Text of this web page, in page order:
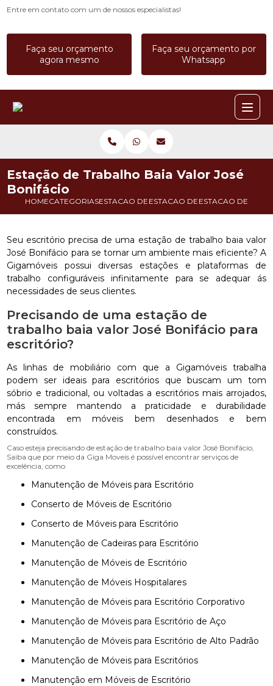
Entre em contato com um de nossos especialistas!
Faça seu orçamento
agora mesmo
Faça seu orçamento por
Whatsapp
HOMECATEGORIASESTACAO DE TRABALHOESTACAO DE TRABALHO 6
ESTACAO DE
Estação de Trabalho Baia Valor José
Bonifácio
Seu escritório precisa de uma estação de trabalho baia valor
José Bonifácio para se tornar um ambiente mais eficiente? A
Gigamóveis possui diversas estações e plataformas de
trabalho configuráveis infinitamente para se adequar ás
necessidades de seus clientes.
Precisando de uma estação de
trabalho baia valor José Bonifácio para
escritório?
As linhas de mobiliário com que a Gigamóveis trabalha
podem ser ideais para escritórios que buscam um tom
sóbrio e tradicional, ou voltadas a escritórios mais arrojados,
más sempre mantendo a praticidade e durabilidade
encontrada em móveis bem desenhados e bem
construídos.
Caso esteja precisando de estação de trabalho baia valor José Bonifácio,
Saiba que por meio da Giga Moveis é possível encontrar serviços de
excelência, como
Manutenção de Móveis para Escritório
Conserto de Móveis de Escritório
Conserto de Móveis para Escritório
Manutenção de Cadeiras para Escritório
Manutenção de Móveis de Escritório
Manutenção de Móveis Hospitalares
Manutenção de Móveis para Escritório Corporativo
Manutenção de Móveis para Escritório de Aço
Manutenção de Móveis para Escritório de Alto Padrão
Manutenção de Móveis para Escritórios
Manutenção em Móveis de Escritório